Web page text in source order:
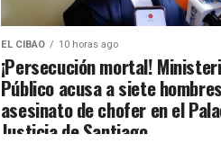
EL CIBAO 10 horas ago
¡Persecución mortal!
Público acusa a siete
asesinato de chofer en el
Justicia de Santiago